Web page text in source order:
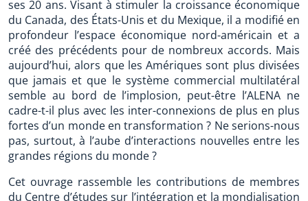
ses 20 ans. Visant à stimuler la croissance économique
du Canada, des États-Unis et du Mexique, il a modifié en
profondeur l’espace économique nord-américain et a
créé des précédents pour de nombreux accords. Mais
aujourd’hui, alors que les Amériques sont plus divisées
que jamais et que le système commercial multilatéral
semble au bord de l’implosion, peut-être l’ALENA ne
cadre-t-il plus avec les inter-connexions de plus en plus
fortes d’un monde en transformation ? Ne serions-nous
pas, surtout, à l’aube d’interactions nouvelles entre les
grandes régions du monde ?
Cet ouvrage rassemble les contributions de membres
du Centre d’études sur l’intégration et la mondialisation